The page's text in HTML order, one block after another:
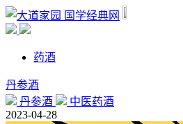
国学经典网
药酒
丹参酒
丹参酒
中医药酒
2023-04-28